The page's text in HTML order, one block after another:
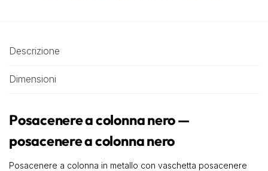
Descrizione
Dimensioni
Posacenere a colonna nero —
posacenere a colonna nero
Posacenere a colonna in metallo con vaschetta posacenere